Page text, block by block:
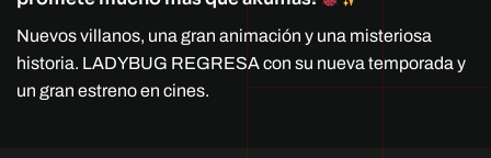
Nuevos villanos, una gran animación y una misteriosa
historia. LADYBUG REGRESA con su nueva temporada y
un gran estreno en cines.